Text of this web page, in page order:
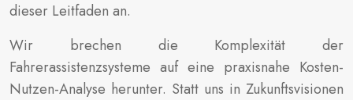
dieser Leitfaden an.
Wir brechen die Komplexität der
Fahrerassistenzsysteme auf eine praxisnahe Kosten-
Nutzen-Analyse herunter. Statt uns in Zukunftsvisionen